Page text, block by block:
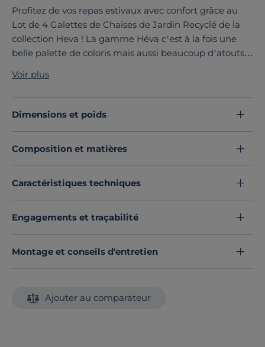
Profitez de vos repas estivaux avec confort grâce au
Lot de 4 Galettes de Chaises de Jardin Recyclé de la
collection Heva ! La gamme Héva c’est à la fois une
belle palette de coloris mais aussi beaucoup d’atouts
traités spécialement pour l’extérieur (déperlant, anti
UV, résistant au chlore et à l'eau de mer) et
confectionnés non loin de chez nous, dans la région de
Voir plus
Dimensions et poids
Composition et matières
Caractéristiques techniques
Engagements et traçabilité
Montage et conseils d'entretien
Ajouter au comparateur